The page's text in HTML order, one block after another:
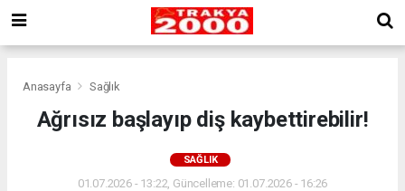
Anasayfa Sağlık
Ağrısız başlayıp diş kaybettirebilir!
SAĞLIK
01.07.2026 - 13:22, Güncelleme: 01.07.2026 - 16:26